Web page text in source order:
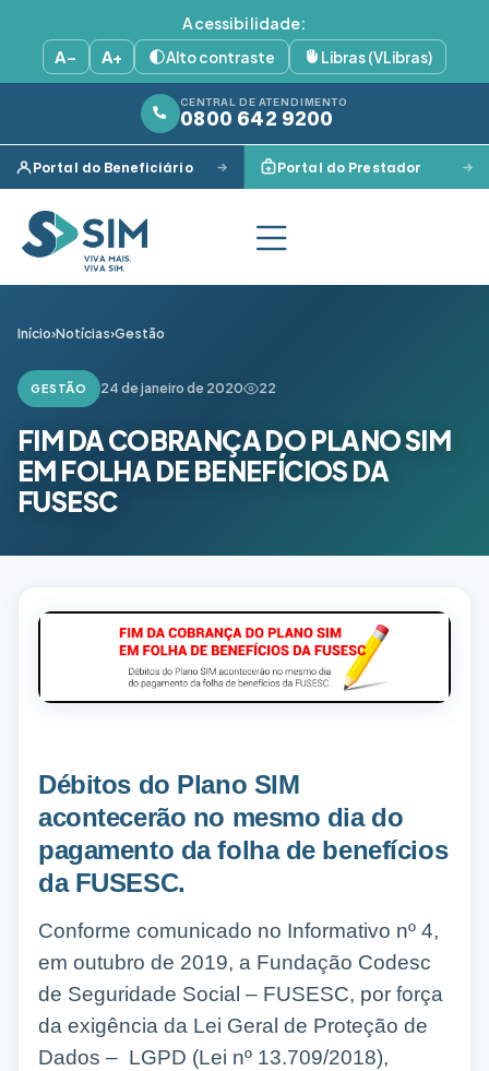
Acessibilidade:
A−
A+ Alto contraste Libras (VLibras)
CENTRAL DE ATENDIMENTO
0800 642 9200
Portal do Beneficiário Portal do Prestador
Início›Notícias›Gestão
GESTÃO 24 de janeiro de 2020 22
FIM DA COBRANÇA DO PLANO SIM
EM FOLHA DE BENEFÍCIOS DA
FUSESC
Débitos do Plano SIM
acontecerão no mesmo dia do
pagamento da folha de benefícios
da FUSESC.
Conforme comunicado no Informativo nº 4,
em outubro de 2019, a Fundação Codesc
de Seguridade Social – FUSESC, por força
da exigência da Lei Geral de Proteção de
Dados – LGPD (Lei nº 13.709/2018),